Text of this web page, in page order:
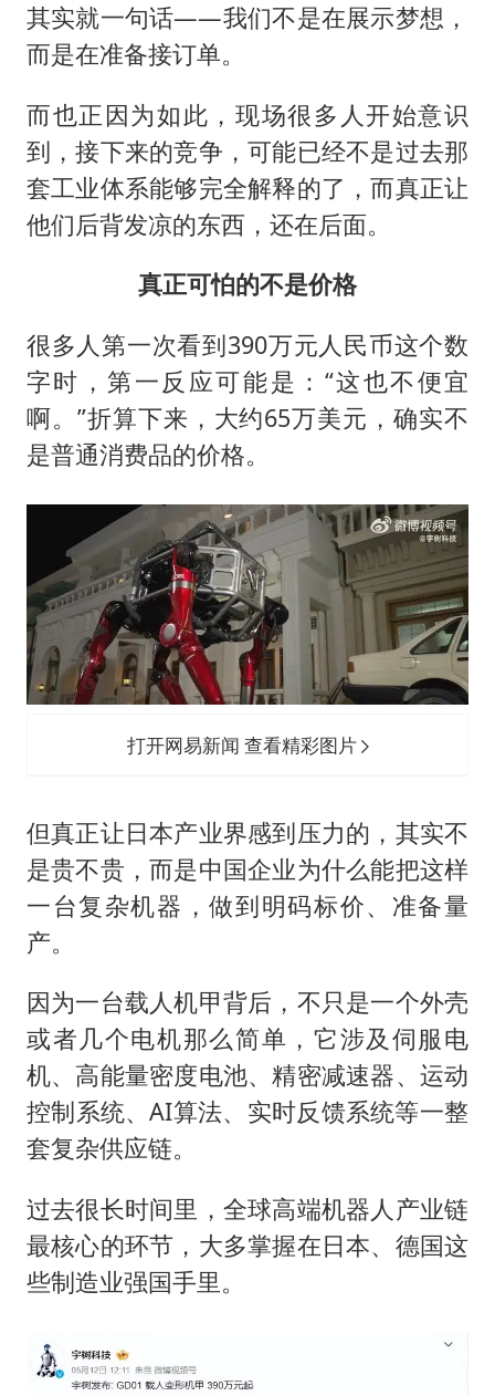
其实就一句话——我们不是在展示梦想，
而是在准备接订单。
而也正因为如此，现场很多人开始意识
到，接下来的竞争，可能已经不是过去那
套工业体系能够完全解释的了，而真正让
他们后背发凉的东西，还在后面。
真正可怕的不是价格
很多人第一次看到390万元人民币这个数
字时，第一反应可能是：“这也不便宜
啊。”折算下来，大约65万美元，确实不
是普通消费品的价格。
打开网易新闻 查看精彩图片
但真正让日本产业界感到压力的，其实不
是贵不贵，而是中国企业为什么能把这样
一台复杂机器，做到明码标价、准备量
产。
因为一台载人机甲背后，不只是一个外壳
或者几个电机那么简单，它涉及伺服电
机、高能量密度电池、精密减速器、运动
控制系统、AI算法、实时反馈系统等一整
套复杂供应链。
过去很长时间里，全球高端机器人产业链
最核心的环节，大多掌握在日本、德国这
些制造业强国手里。